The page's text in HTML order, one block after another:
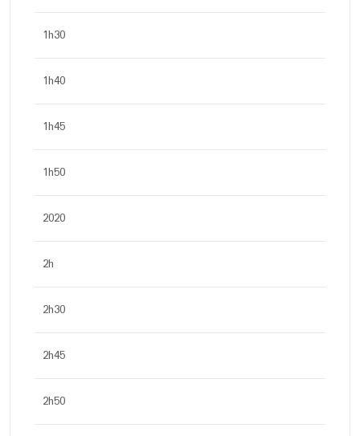
1h30
1h40
1h45
1h50
2020
2h
2h30
2h45
2h50